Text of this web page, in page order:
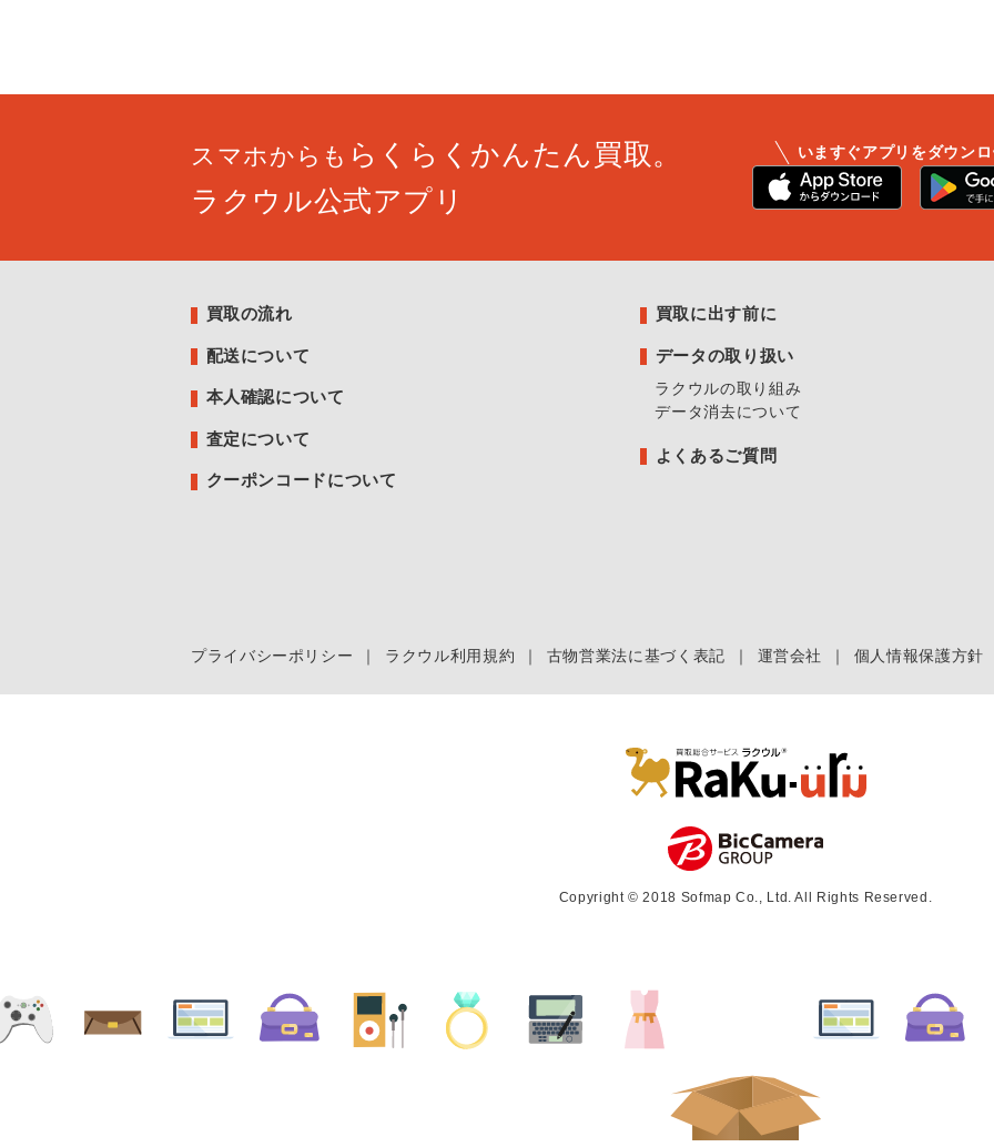
スマホからも らくらくかんたん買取。
ラクウル公式アプリ
いますぐアプリをダウン
買取の流れ
配送について
本人確認について
査定について
クーポンコードについて
買取に出す前に
データの取り扱い
ラクウルの取り組み
データ消去について
よくあるご質問
プライバシーポリシー ｜ ラクウル利用規約 ｜ 古物営業法に基づく表記 ｜ 運営会社 ｜ 個人情報保護方針
Copyright © 2018 Sofmap Co., Ltd. All Rights Reserved.